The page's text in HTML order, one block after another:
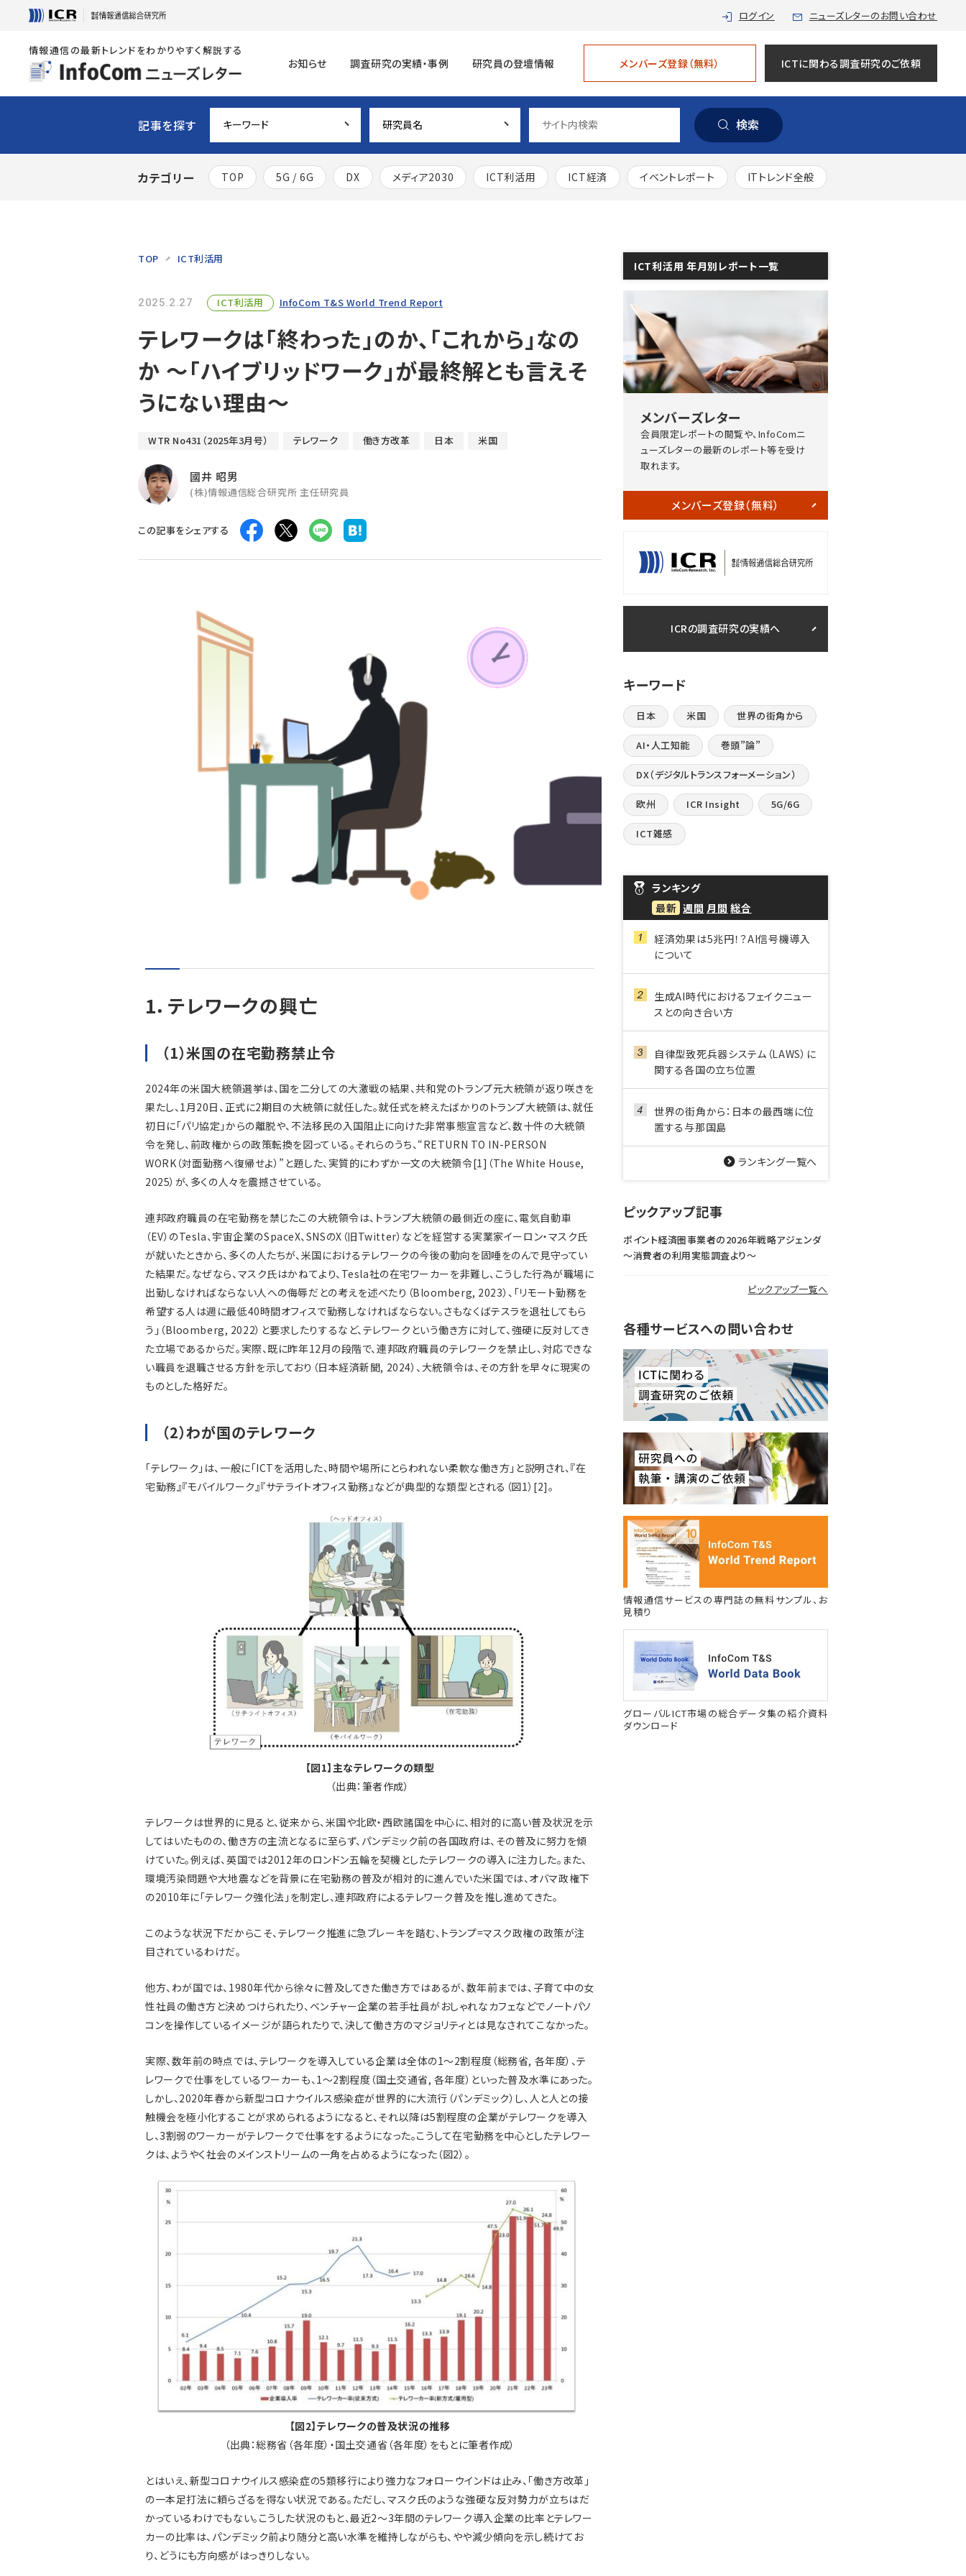
ログイン ニューズレターのお問い合わせ
情報通信の最新トレンドをわかりやすく解説する
お知らせ 調査研究の実績・事例 研究員の登壇情報 メンバーズ登録（無料） ICTに関わる調査研究のご依頼
記事を探す 検索
カテゴリー TOP 5G / 6G DX メディア2030 ICT利活用 ICT経済 イベントレポート ITトレンド全般
TOP ICT利活用
2025.2.27 ICT利活用 InfoCom T&S World Trend Report
テレワークは「終わった」のか、「これから」なの
か ～「ハイブリッドワーク」が最終解とも言えそ
うにない理由～
WTR No431（2025年3月号） テレワーク 働き方改革 日本 米国
國井 昭男
(株)情報通信総合研究所 主任研究員
この記事をシェアする
1．テレワークの興亡
（1）米国の在宅勤務禁止令
2024年の米国大統領選挙は、国を二分しての大激戦の結果、共和党のトランプ元大統領が返り咲きを
果たし、1月20日、正式に2期目の大統領に就任した。就任式を終えたばかりのトランプ大統領は、就任
初日に「パリ協定」からの離脱や、不法移民の入国阻止に向けた非常事態宣言など、数十件の大統領
令を発し、前政権からの政策転換を図っている。それらのうち、“RETURN TO IN-PERSON
WORK（対面勤務へ復帰せよ）”と題した、実質的にわずか一文の大統領令[1]（The White House,
2025）が、多くの人々を震撼させている。
連邦政府職員の在宅勤務を禁じたこの大統領令は、トランプ大統領の最側近の座に、電気自動車
（EV）のTesla、宇宙企業のSpaceX、SNSのX（旧Twitter）などを経営する実業家イーロン・マスク氏
が就いたときから、多くの人たちが、米国におけるテレワークの今後の動向を固唾をのんで見守ってい
た結果だ。なぜなら、マスク氏はかねてより、Tesla社の在宅ワーカーを非難し、こうした行為が職場に
出勤しなければならない人への侮辱だとの考えを述べたり（Bloomberg, 2023）、「リモート勤務を
希望する人は週に最低40時間オフィスで勤務しなければならない。さもなくばテスラを退社してもら
う」（Bloomberg, 2022）と要求したりするなど、テレワークという働き方に対して、強硬に反対してき
た立場であるからだ。実際、既に昨年12月の段階で、連邦政府職員のテレワークを禁止し、対応できな
い職員を退職させる方針を示しており（日本経済新聞, 2024）、大統領令は、その方針を早々に現実の
ものとした格好だ。
（2）わが国のテレワーク
「テレワーク」は、一般に「ICTを活用した、時間や場所にとらわれない柔軟な働き方」と説明され、『在
宅勤務』『モバイルワーク』『サテライトオフィス勤務』などが典型的な類型とされる（図1）[2]。
【図1】主なテレワークの類型
（出典：筆者作成）
テレワークは世界的に見ると、従来から、米国や北欧・西欧諸国を中心に、相対的に高い普及状況を示
してはいたものの、働き方の主流となるに至らず、パンデミック前の各国政府は、その普及に努力を傾
けていた。例えば、英国では2012年のロンドン五輪を契機としたテレワークの導入に注力した。また、
環境汚染問題や大地震などを背景に在宅勤務の普及が相対的に進んでいた米国では、オバマ政権下
の2010年に「テレワーク強化法」を制定し、連邦政府によるテレワーク普及を推し進めてきた。
このような状況下だからこそ、テレワーク推進に急ブレーキを踏む、トランプ=マスク政権の政策が注
目されているわけだ。
他方、わが国では、1980年代から徐々に普及してきた働き方ではあるが、数年前までは、子育て中の女
性社員の働き方と決めつけられたり、ベンチャー企業の若手社員がおしゃれなカフェなどでノートパソ
コンを操作しているイメージが語られたりで、決して働き方のマジョリティとは見なされてこなかった。
実際、数年前の時点では、テレワークを導入している企業は全体の1～2割程度（総務省, 各年度）、テ
レワークで仕事をしているワーカーも、1～2割程度（国土交通省, 各年度）といった普及水準にあった。
しかし、2020年春から新型コロナウイルス感染症が世界的に大流行（パンデミック）し、人と人との接
触機会を極小化することが求められるようになると、それ以降は5割程度の企業がテレワークを導入
し、3割弱のワーカーがテレワークで仕事をするようになった。こうして在宅勤務を中心としたテレワー
クは、ようやく社会のメインストリームの一角を占めるようになった（図2）。
【図2】テレワークの普及状況の推移
（出典：総務省（各年度）・国土交通省（各年度）をもとに筆者作成）
とはいえ、新型コロナウイルス感染症の5類移行により強力なフォローウインドは止み、「働き方改革」
の一本足打法に頼らざるを得ない状況である。ただし、マスク氏のような強硬な反対勢力が立ちはだ
かっているわけでもない。こうした状況のもと、最近2～3年間のテレワーク導入企業の比率とテレワー
カーの比率は、パンデミック前より随分と高い水準を維持しながらも、やや減少傾向を示し続けてお
り、どうにも方向感がはっきりしない。
ICT利活用 年月別レポート一覧
メンバーズレター
会員限定レポートの閲覧や、InfoComニ
ューズレターの最新のレポート等を受け
取れます。
メンバーズ登録（無料）
ICRの調査研究の実績へ
キーワード
日本 米国 世界の街角から
AI・人工知能 巻頭”論”
DX（デジタルトランスフォーメーション）
欧州 ICR Insight 5G/6G
ICT雑感
ランキング
最新 週間 月間 総合
経済効果は5兆円！？AI信号機導入
について
生成AI時代におけるフェイクニュー
スとの向き合い方
自律型致死兵器システム（LAWS）に
関する各国の立ち位置
世界の街角から：日本の最西端に位
置する与那国島
ランキング一覧へ
ピックアップ記事
ポイント経済圏事業者の2026年戦略アジェンダ
〜消費者の利用実態調査より〜
ピックアップ一覧へ
各種サービスへの問い合わせ
情報通信サービスの専門誌の無料サンプル、お
見積り
グローバルICT市場の総合データ集の紹介資料
ダウンロード